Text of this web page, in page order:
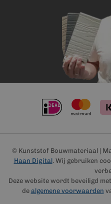
© Kunststof Bouwmateriaal |
Haan Digital. Wij gebruiken
Deze website wordt beveiligd
de algemene voorwaarden